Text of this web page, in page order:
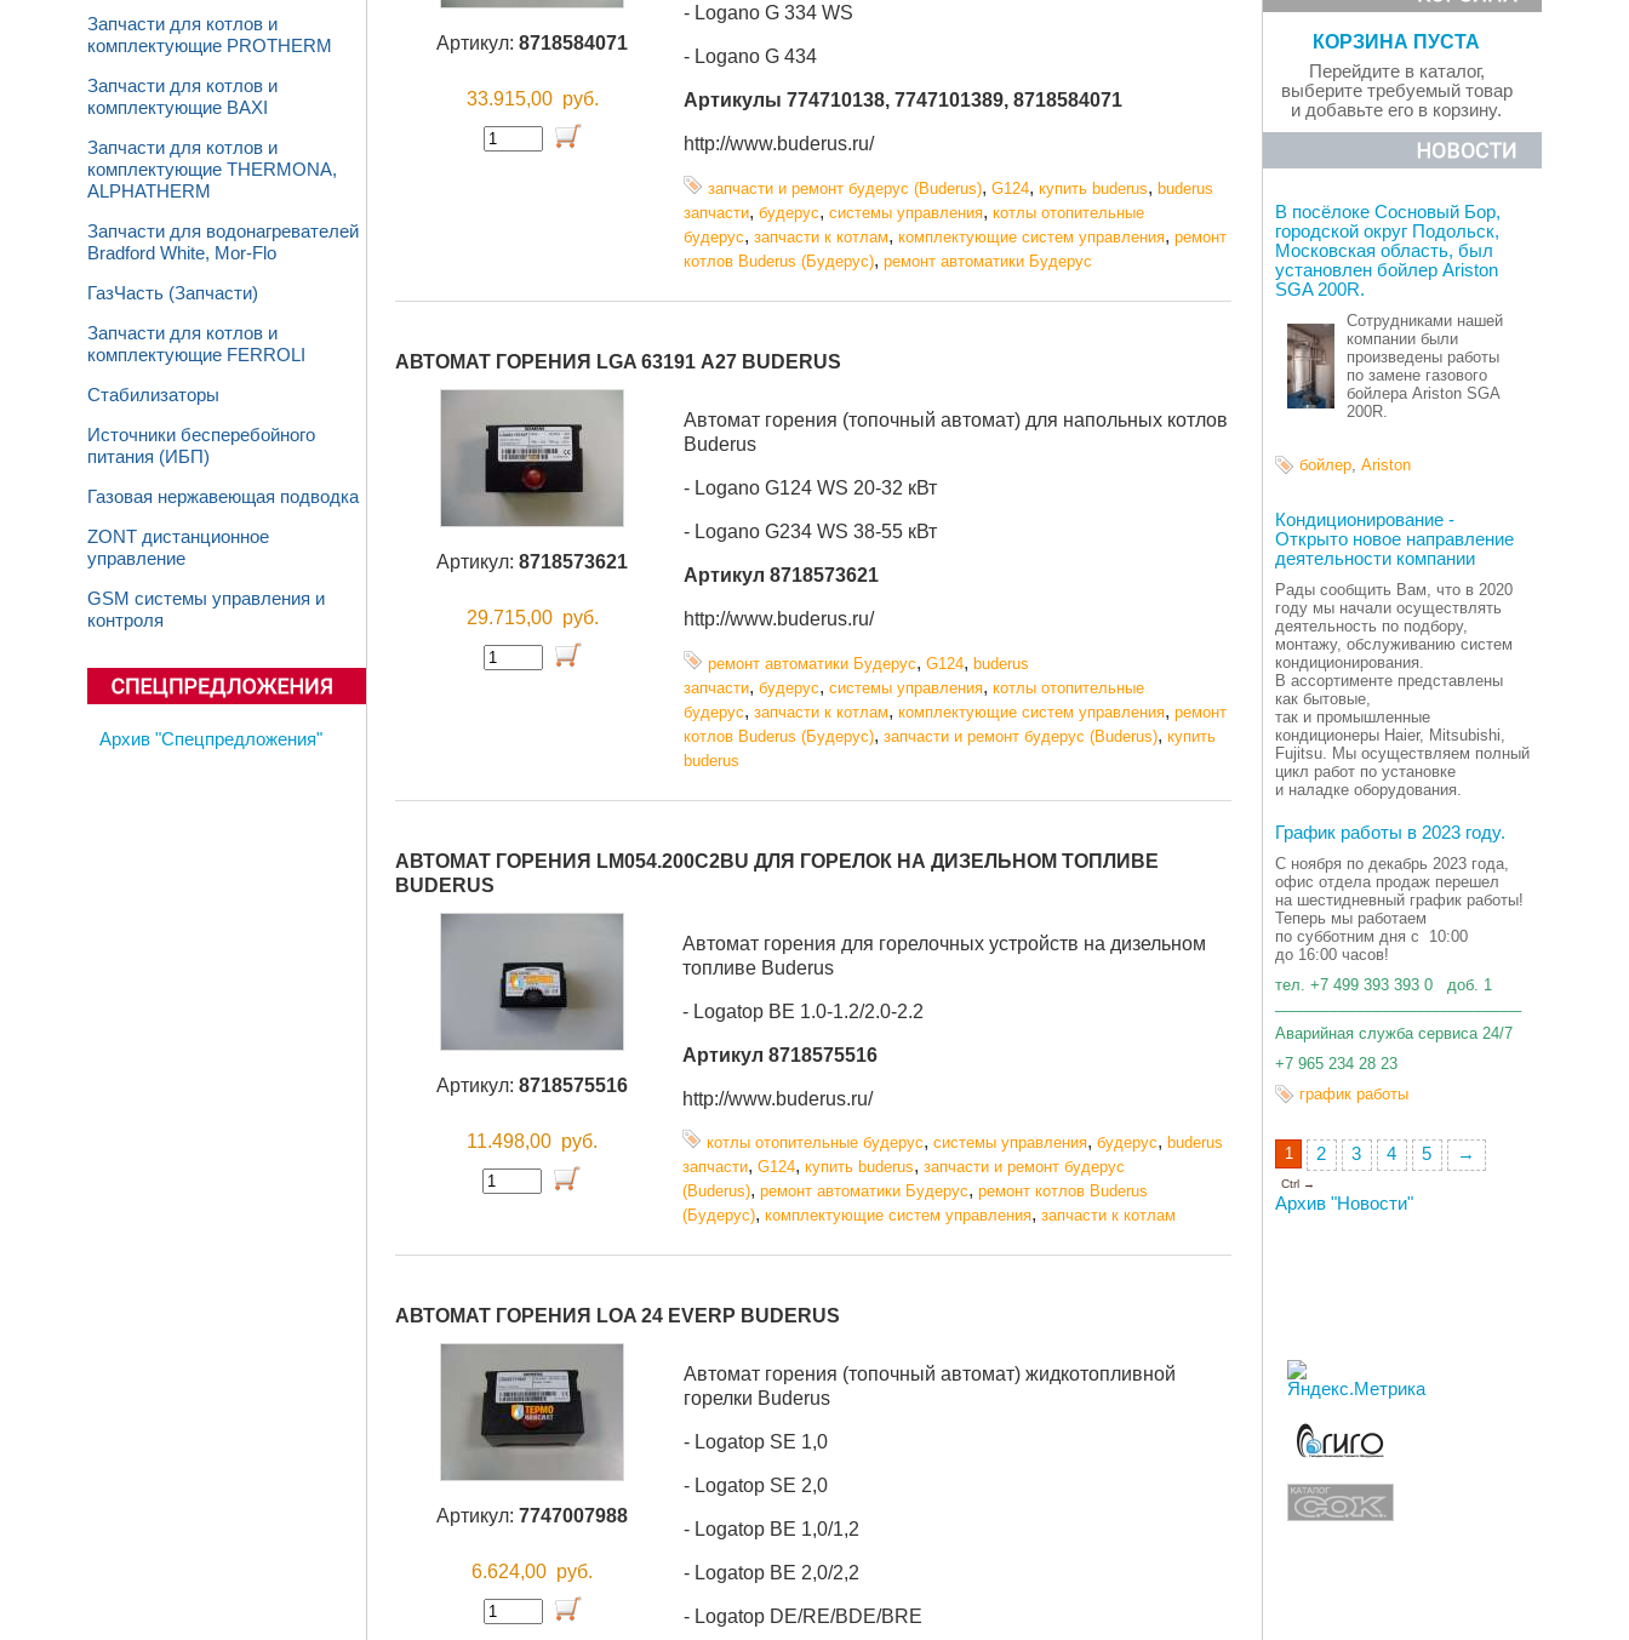
Запчасти для котлов и
комплектующие PROTHERM
Запчасти для котлов и
комплектующие BAXI
Запчасти для котлов и
комплектующие THERMONA,
ALPHATHERM
Запчасти для водонагревателей
Bradford White, Mor-Flo
ГазЧасть (Запчасти)
Запчасти для котлов и
комплектующие FERROLI
Стабилизаторы
Источники бесперебойного
питания (ИБП)
Газовая нержавеющая подводка
ZONT дистанционное
управление
GSM системы управления и
контроля
Архив "Спецпредложения"
Артикул: 8718584071
33.915,00 руб.
- Logano G 334 WS
- Logano G 434
Артикулы 774710138, 7747101389, 8718584071
http://www.buderus.ru/
запчасти и ремонт будерус (Buderus), G124, купить buderus, buderus
запчасти, будерус, системы управления, котлы отопительные
будерус, запчасти к котлам, комплектующие систем управления, ремонт
котлов Buderus (Будерус), ремонт автоматики Будерус
АВТОМАТ ГОРЕНИЯ LGA 63191 А27 BUDERUS
Артикул: 8718573621
29.715,00 руб.
Автомат горения (топочный автомат) для напольных котлов
Buderus
- Logano G124 WS 20-32 кВт
- Logano G234 WS 38-55 кВт
Артикул 8718573621
http://www.buderus.ru/
ремонт автоматики Будерус, G124, buderus
запчасти, будерус, системы управления, котлы отопительные
будерус, запчасти к котлам, комплектующие систем управления, ремонт
котлов Buderus (Будерус), запчасти и ремонт будерус (Buderus), купить
buderus
АВТОМАТ ГОРЕНИЯ LM054.200C2BU ДЛЯ ГОРЕЛОК НА ДИЗЕЛЬНОМ ТОПЛИВЕ
BUDERUS
Артикул: 8718575516
11.498,00 руб.
Автомат горения для горелочных устройств на дизельном
топливе Buderus
- Logatop BE 1.0-1.2/2.0-2.2
Артикул 8718575516
http://www.buderus.ru/
котлы отопительные будерус, системы управления, будерус, buderus
запчасти, G124, купить buderus, запчасти и ремонт будерус
(Buderus), ремонт автоматики Будерус, ремонт котлов Buderus
(Будерус), комплектующие систем управления, запчасти к котлам
АВТОМАТ ГОРЕНИЯ LOA 24 EVERP BUDERUS
Артикул: 7747007988
6.624,00 руб.
Автомат горения (топочный автомат) жидкотопливной
горелки Buderus
- Logatop SE 1,0
- Logatop SE 2,0
- Logatop BE 1,0/1,2
- Logatop BE 2,0/2,2
- Logatop DE/RE/BDE/BRE
КОРЗИНА ПУСТА
Перейдите в каталог,
выберите требуемый товар
и добавьте его в корзину.
В посёлоке Сосновый Бор,
городской округ Подольск,
Московская область, был
установлен бойлер Ariston
SGA 200R.
Сотрудниками нашей
компании были
произведены работы
по замене газового
бойлера Ariston SGA
200R.
бойлер, Ariston
Кондиционирование -
Открыто новое направление
деятельности компании
Рады сообщить Вам, что в 2020
году мы начали осуществлять
деятельность по подбору,
монтажу, обслуживанию систем
кондиционирования.
В ассортименте представлены
как бытовые,
так и промышленные
кондиционеры Haier, Mitsubishi,
Fujitsu. Мы осуществляем полный
цикл работ по установке
и наладке оборудования.
График работы в 2023 году.
С ноября по декабрь 2023 года,
офис отдела продаж перешел
на шестидневный график работы!
Теперь мы работаем
по субботним дня с 10:00
до 16:00 часов!
тел. +7 499 393 393 0 доб. 1
Аварийная служба сервиса 24/7
+7 965 234 28 23
график работы
1 2 3 4 5 →
Ctrl →
Архив "Новости"